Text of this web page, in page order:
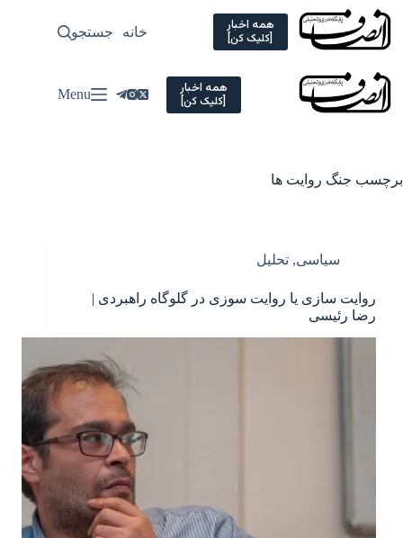
Skip
content
همه اخبار
[کلیک کن] خانه سیاسی
جستجو
همه اخبار
[کلیک کن] Menu
برچسب جنگ روایت ها
سیاسی, تحلیل
روایت سازی یا روایت سوزی در گلوگاه راهبردی |
رضا رئیسی